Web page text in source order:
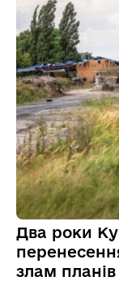
Два роки
злам